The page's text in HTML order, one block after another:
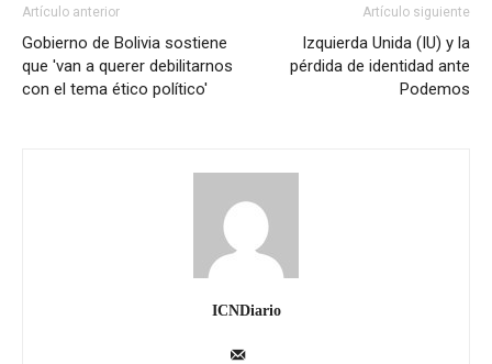
Artículo anterior
Gobierno de Bolivia sostiene
que 'van a querer debilitarnos
con el tema ético político'
Artículo siguiente
Izquierda Unida (IU) y la
pérdida de identidad ante
Podemos
ICNDiario